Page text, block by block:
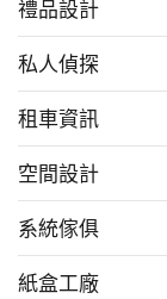
禮品設計
私人偵探
租車資訊
空間設計
系統傢俱
紙盒工廠